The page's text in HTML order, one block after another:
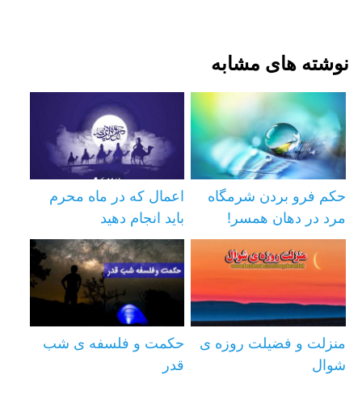
نوشته های مشابه
حکم فرو بردن شرمگاه
مرد در دهان همسر!
اعمال که در ماه محرم
باید انجام دهید
منزلت و فضیلت روزه ی
شوال
حکمت و فلسفه ی شب
قدر